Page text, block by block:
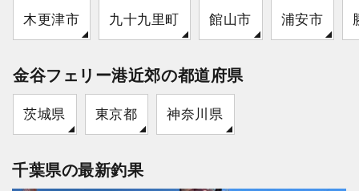
木更津市 九十九里町 館山市 浦安市
金谷フェリー港近郊の都道府県
茨城県 東京都 神奈川県
千葉県の最新釣果